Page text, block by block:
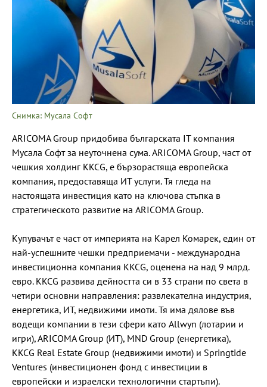
Снимка: Мусала Софт
ARICOMA Group придобива българската IT компания
Мусала Софт за неуточнена сума. ARICOMA Group, част от
чешкия холдинг KKCG, е бързорастяща европейска
компания, предоставяща ИТ услуги. Тя гледа на
настоящата инвестиция като на ключова стъпка в
стратегическото развитие на ARICOMA Group.
Купувачът е част от империята на Карел Комарек, един от
най-успешните чешки предприемачи - международна
инвестиционна компания KKCG, оценена на над 9 млрд.
евро. KKCG развива дейността си в 33 страни по света в
четири основни направления: развлекателна индустрия,
енергетика, ИТ, недвижими имоти. Тя има дялове във
водещи компании в тези сфери като Allwyn (лотарии и
игри), ARICOMA Group (ИТ), MND Group (енергетика),
KKCG Real Estate Group (недвижими имоти) и Springtide
Ventures (инвестиционен фонд с инвестиции в
европейски и израелски технологични стартъпи).